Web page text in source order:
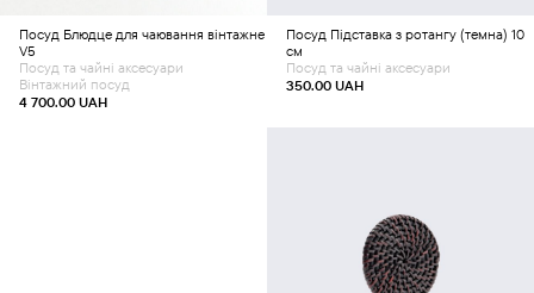
Посуд Блюдце для чаювання вінтажне
V5
4 700.00 UAH
Посуд та чайні аксесуари
Вінтажний посуд
Посуд Підставка з ротангу (темна) 10
см
350.00 UAH
Посуд та чайні аксесуари
Додати в кошик